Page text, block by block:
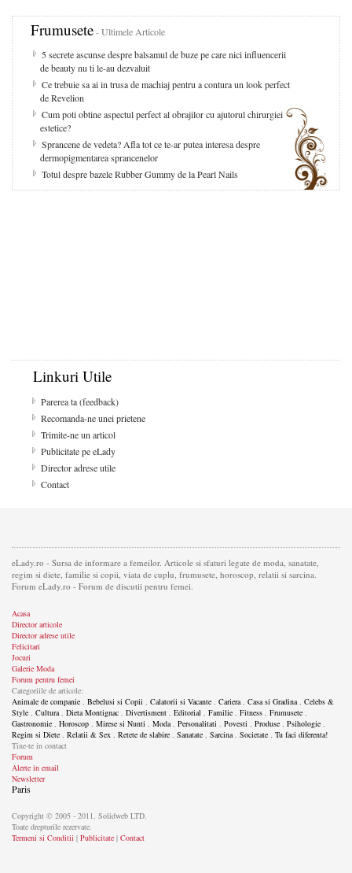
Frumusete- Ultimele Articole
5 secrete ascunse despre balsamul de buze pe care nici influencerii
de beauty nu ti le-au dezvaluit
Ce trebuie sa ai in trusa de machiaj pentru a contura un look perfect
de Revelion
Cum poti obtine aspectul perfect al obrajilor cu ajutorul chirurgiei
estetice?
Sprancene de vedeta? Afla tot ce te-ar putea interesa despre
dermopigmentarea sprancenelor
Totul despre bazele Rubber Gummy de la Pearl Nails
Linkuri Utile
Parerea ta (feedback)
Recomanda-ne unei prietene
Trimite-ne un articol
Publicitate pe eLady
Director adrese utile
Contact
eLady.ro - Sursa de informare a femeilor. Articole si sfaturi legate de moda, sanatate,
regim si diete, familie si copii, viata de cuplu, frumusete, horoscop, relatii si sarcina.
Forum eLady.ro - Forum de discutii pentru femei.
Acasa
Director articole
Director adrese utile
Felicitari
Jocuri
Galerie Moda
Forum pentru femei
Categoriile de articole:
Animale de companie , Bebelusi si Copii , Calatorii si Vacante , Cariera, Casa si Gradina, Celebs &
Style , Cultura, Dieta Montignac , Divertisment , Editorial , Familie , Fitness , Frumusete ,
Gastronomie , Horoscop , Mirese si Nunti , Moda, Personalitati , Povesti , Produse , Psihologie ,
Regim si Diete , Relatii & Sex , Retete de slabire , Sanatate , Sarcina, Societate , Tu faci diferenta!
Tine-te in contact
Forum
Alerte in email
Newsletter
Paris
Copyright © 2005 - 2011, Solidweb LTD.
Toate drepturile rezervate.
Termeni si Conditii | Publicitate | Contact